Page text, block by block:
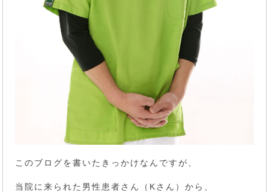
このブログを書いたきっかけなんですが、
当院に来られた男性患者さん（Kさん）から、